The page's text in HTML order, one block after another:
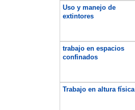
Uso y manejo de
extintores
trabajo en espacios
confinados
Trabajo en altura física